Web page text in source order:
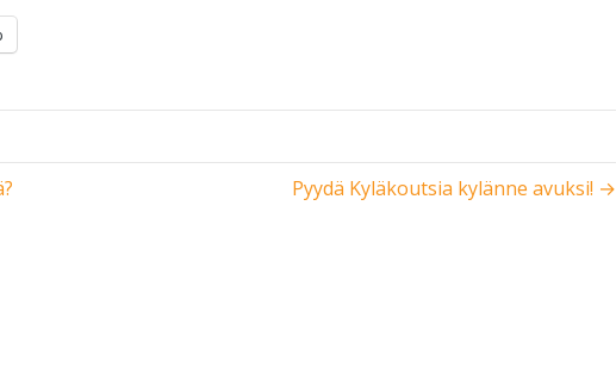
Pyydä Kyläkoutsia kylänne avuksi! →